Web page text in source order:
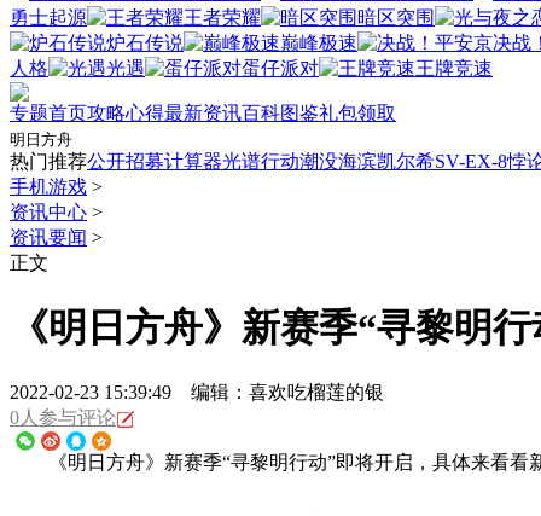
勇士起源
王者荣耀
暗区突围
炉石传说
巅峰极速
决战
人格
光遇 蛋仔派对 王牌竞速
专题首页攻略心得最新资讯百科图鉴礼包领取
热门推荐公开招募计算器光谱行动潮没海滨凯尔希SV-EX-8悖
手机游戏 >
资讯中心 >
资讯要闻 >
正文
《明日方舟》新赛季“寻黎明
2022-02-23 15:39:49 编辑：喜欢吃榴莲的银
0人参与评论
《明日方舟》新赛季“寻黎明行动”即将开启，具体来看看